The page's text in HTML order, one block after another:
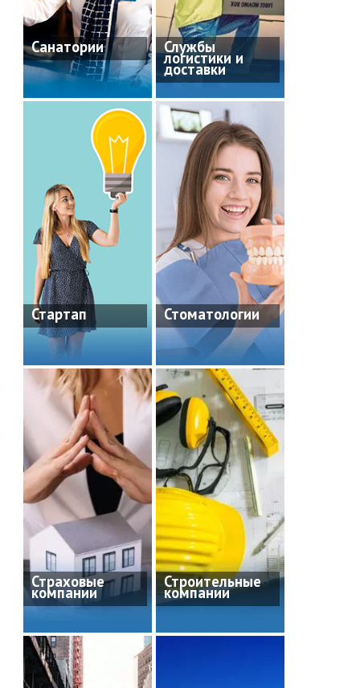
Санатории Службы
логистики и
доставки
Стартап Стоматологии
Страховые
компании
Строительные
компании